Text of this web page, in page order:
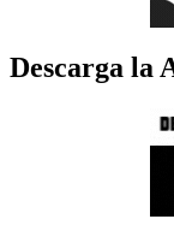
Descarga la